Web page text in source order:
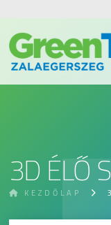
3D ÉLŐ
KEZDŐLAP